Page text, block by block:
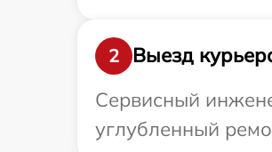
2
Выезд
Сервисный
углубленный